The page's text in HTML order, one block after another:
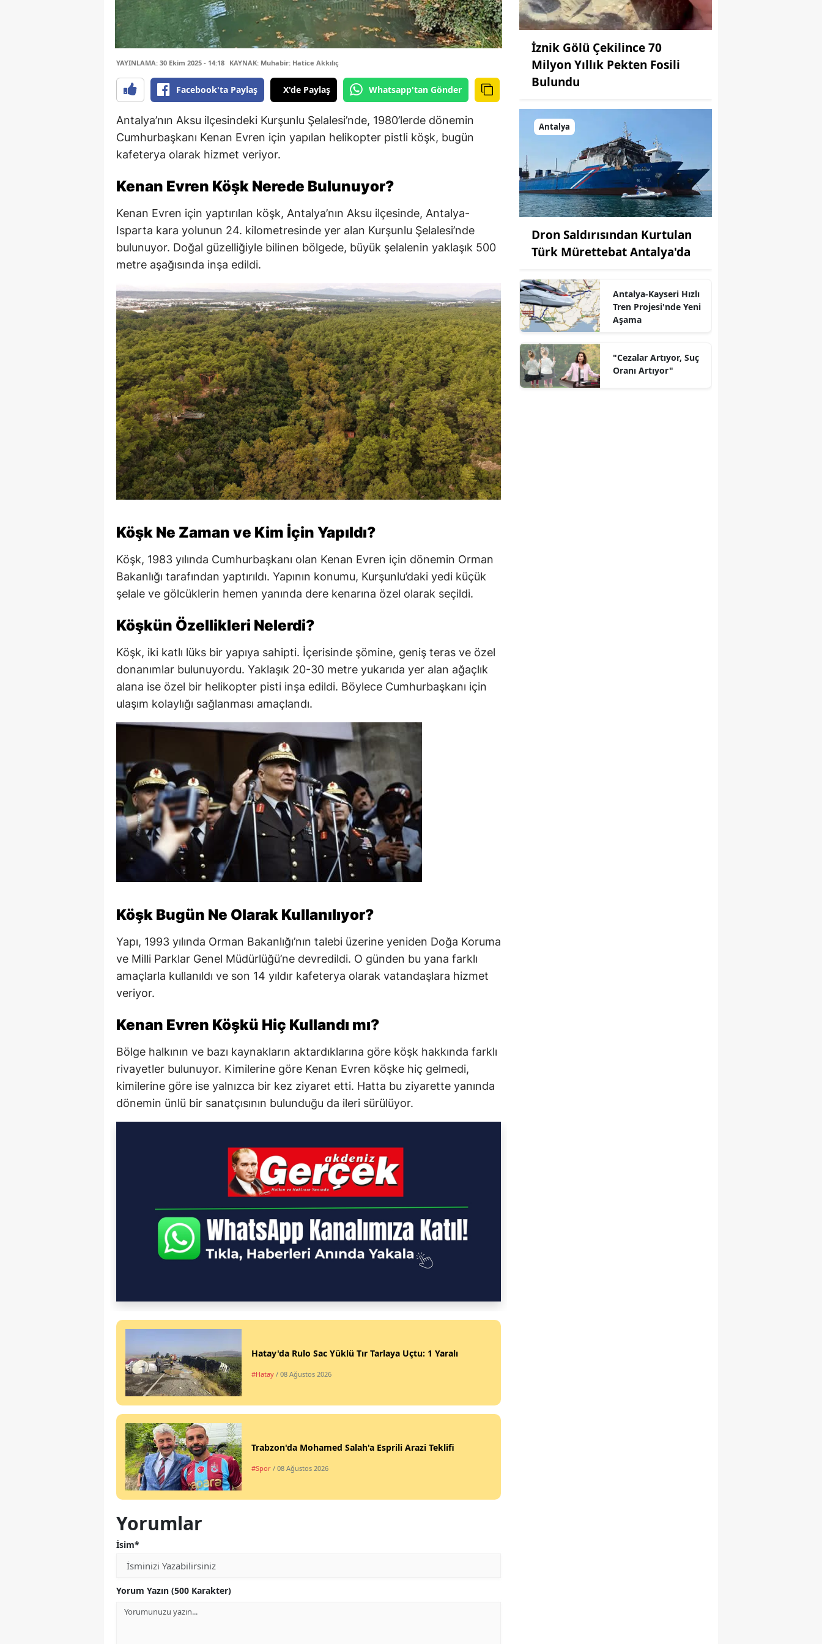
YAYINLAMA: 30 Ekim 2025 - 14:18 KAYNAK: Muhabir: Hatice Akkılıç
Facebook'ta Paylaş X'de Paylaş Whatsapp'tan Gönder
Antalya’nın Aksu ilçesindeki Kurşunlu Şelalesi’nde, 1980’lerde dönemin
Cumhurbaşkanı Kenan Evren için yapılan helikopter pistli köşk, bugün
kafeterya olarak hizmet veriyor.
Kenan Evren Köşk Nerede Bulunuyor?
Kenan Evren için yaptırılan köşk, Antalya’nın Aksu ilçesinde, Antalya-
Isparta kara yolunun 24. kilometresinde yer alan Kurşunlu Şelalesi’nde
bulunuyor. Doğal güzelliğiyle bilinen bölgede, büyük şelalenin yaklaşık 500
metre aşağısında inşa edildi.
Köşk Ne Zaman ve Kim İçin Yapıldı?
Köşk, 1983 yılında Cumhurbaşkanı olan Kenan Evren için dönemin Orman
Bakanlığı tarafından yaptırıldı. Yapının konumu, Kurşunlu’daki yedi küçük
şelale ve gölcüklerin hemen yanında dere kenarına özel olarak seçildi.
Köşkün Özellikleri Nelerdi?
Köşk, iki katlı lüks bir yapıya sahipti. İçerisinde şömine, geniş teras ve özel
donanımlar bulunuyordu. Yaklaşık 20-30 metre yukarıda yer alan ağaçlık
alana ise özel bir helikopter pisti inşa edildi. Böylece Cumhurbaşkanı için
ulaşım kolaylığı sağlanması amaçlandı.
Köşk Bugün Ne Olarak Kullanılıyor?
Yapı, 1993 yılında Orman Bakanlığı’nın talebi üzerine yeniden Doğa Koruma
ve Milli Parklar Genel Müdürlüğü’ne devredildi. O günden bu yana farklı
amaçlarla kullanıldı ve son 14 yıldır kafeterya olarak vatandaşlara hizmet
veriyor.
Kenan Evren Köşkü Hiç Kullandı mı?
Bölge halkının ve bazı kaynakların aktardıklarına göre köşk hakkında farklı
rivayetler bulunuyor. Kimilerine göre Kenan Evren köşke hiç gelmedi,
kimilerine göre ise yalnızca bir kez ziyaret etti. Hatta bu ziyarette yanında
dönemin ünlü bir sanatçısının bulunduğu da ileri sürülüyor.
Hatay'da Rulo Sac Yüklü Tır Tarlaya Uçtu: 1 Yaralı
#Hatay / 08 Ağustos 2026
Trabzon'da Mohamed Salah'a Esprili Arazi Teklifi
#Spor / 08 Ağustos 2026
Yorumlar
İsim*
Yorum Yazın (500 Karakter)
İznik Gölü Çekilince 70
Milyon Yıllık Pekten Fosili
Bulundu
Antalya
Dron Saldırısından Kurtulan
Türk Mürettebat Antalya'da
Antalya-Kayseri Hızlı
Tren Projesi'nde Yeni
Aşama
"Cezalar Artıyor, Suç
Oranı Artıyor"